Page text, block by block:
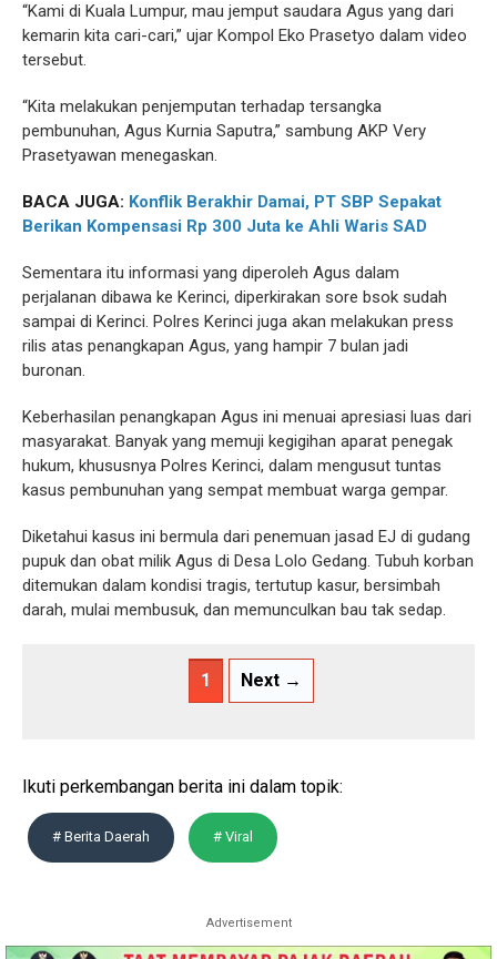
“Kami di Kuala Lumpur, mau jemput saudara Agus yang dari
kemarin kita cari-cari,” ujar Kompol Eko Prasetyo dalam video
tersebut.
“Kita melakukan penjemputan terhadap tersangka
pembunuhan, Agus Kurnia Saputra,” sambung AKP Very
Prasetyawan menegaskan.
BACA JUGA: Konflik Berakhir Damai, PT SBP Sepakat
Berikan Kompensasi Rp 300 Juta ke Ahli Waris SAD
Sementara itu informasi yang diperoleh Agus dalam
perjalanan dibawa ke Kerinci, diperkirakan sore bsok sudah
sampai di Kerinci. Polres Kerinci juga akan melakukan press
rilis atas penangkapan Agus, yang hampir 7 bulan jadi
buronan.
Keberhasilan penangkapan Agus ini menuai apresiasi luas dari
masyarakat. Banyak yang memuji kegigihan aparat penegak
hukum, khususnya Polres Kerinci, dalam mengusut tuntas
kasus pembunuhan yang sempat membuat warga gempar.
Diketahui kasus ini bermula dari penemuan jasad EJ di gudang
pupuk dan obat milik Agus di Desa Lolo Gedang. Tubuh korban
ditemukan dalam kondisi tragis, tertutup kasur, bersimbah
darah, mulai membusuk, dan memunculkan bau tak sedap.
1 Next →
Ikuti perkembangan berita ini dalam topik:
# Berita Daerah # Viral
Advertisement